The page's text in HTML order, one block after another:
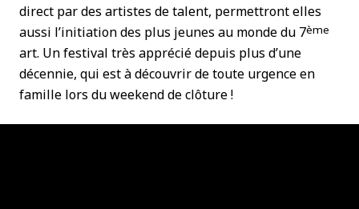
direct par des artistes de talent, permettront elles
aussi l’initiation des plus jeunes au monde du 7ème
art. Un festival très apprécié depuis plus d’une
décennie, qui est à découvrir de toute urgence en
famille lors du weekend de clôture !